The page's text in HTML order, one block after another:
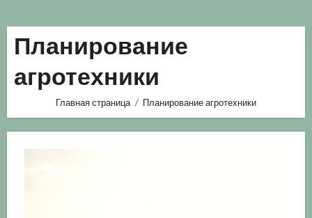
Планирование
агротехники
Главная страница Планирование агротехники